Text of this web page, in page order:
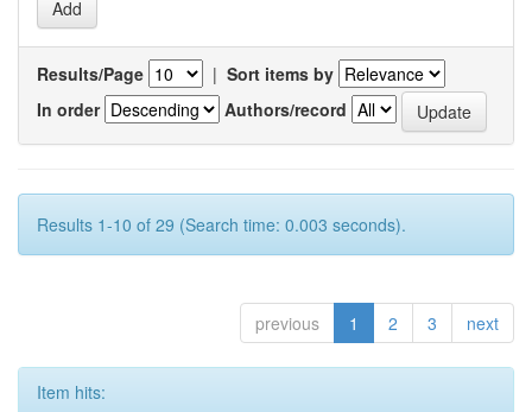
Results/Page | Sort items by
In order
Authors/record
Results 1-10 of 29 (Search time: 0.003 seconds).
previous 1 2 3 next
Item hits: